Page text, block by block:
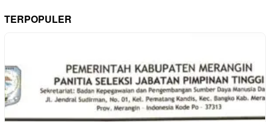
TERPOPULER